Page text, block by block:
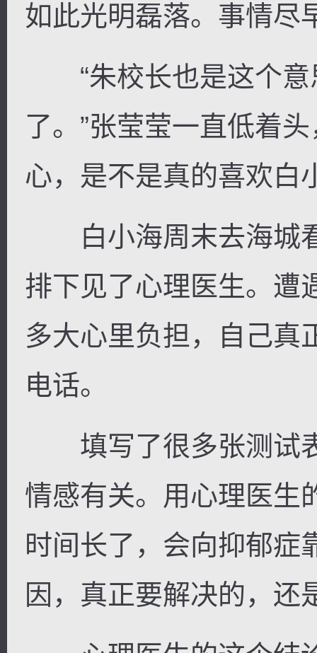
如此光明磊落。事情尽
“朱校长也是这个意
了。”张莹莹一直低着
心，是不是真的喜欢白
白小海周末去海城
排下见了心理医生。遭
多大心里负担，自己真
电话。
填写了很多张测试
情感有关。用心理医生
时间长了，会向抑郁症
因，真正要解决的，还